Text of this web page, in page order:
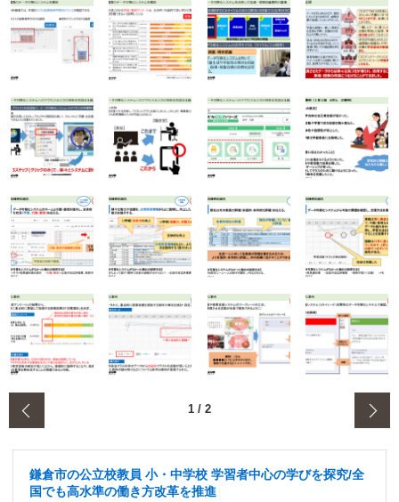
1 / 2
鎌倉市の公立校教員 小・中学校 学習者中心の学びを探究/全
国でも高水準の働き方改革を推進